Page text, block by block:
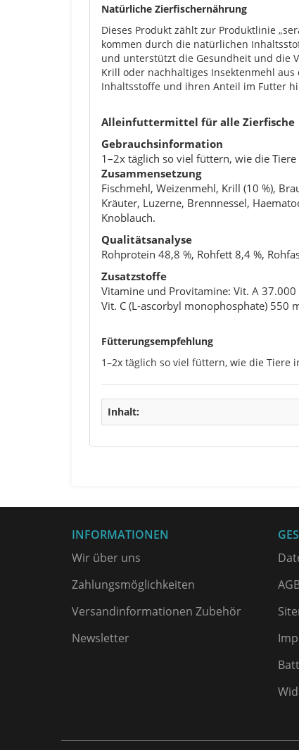
Natürliche Zierfischernährung
Dieses Produkt zählt zur Produktlinie
kommen durch die natürlichen
und unterstützt die Gesundheit und die
Krill oder nachhaltiges Insektenmehl
Inhaltsstoffe und ihren Anteil im Futter
Alleinfuttermittel für alle Zierfische
Gebrauchsinformation
1–2x täglich so viel füttern, wie die
Zusammensetzung
Fischmehl, Weizenmehl, Krill (10 %),
Kräuter, Luzerne, Brennnessel,
Knoblauch.
Qualitätsanalyse
Rohprotein 48,8 %, Rohfett 8,4 %,
Zusatzstoffe
Vitamine und Provitamine: Vit. A 37.000
Vit. C (L-ascorbyl monophosphate) 550
Fütterungsempfehlung
1–2x täglich so viel füttern, wie die Tiere
Inhalt:
INFORMATIONEN
Wir über uns
Zahlungsmöglichkeiten
Versandinformationen Zubehör
Newsletter